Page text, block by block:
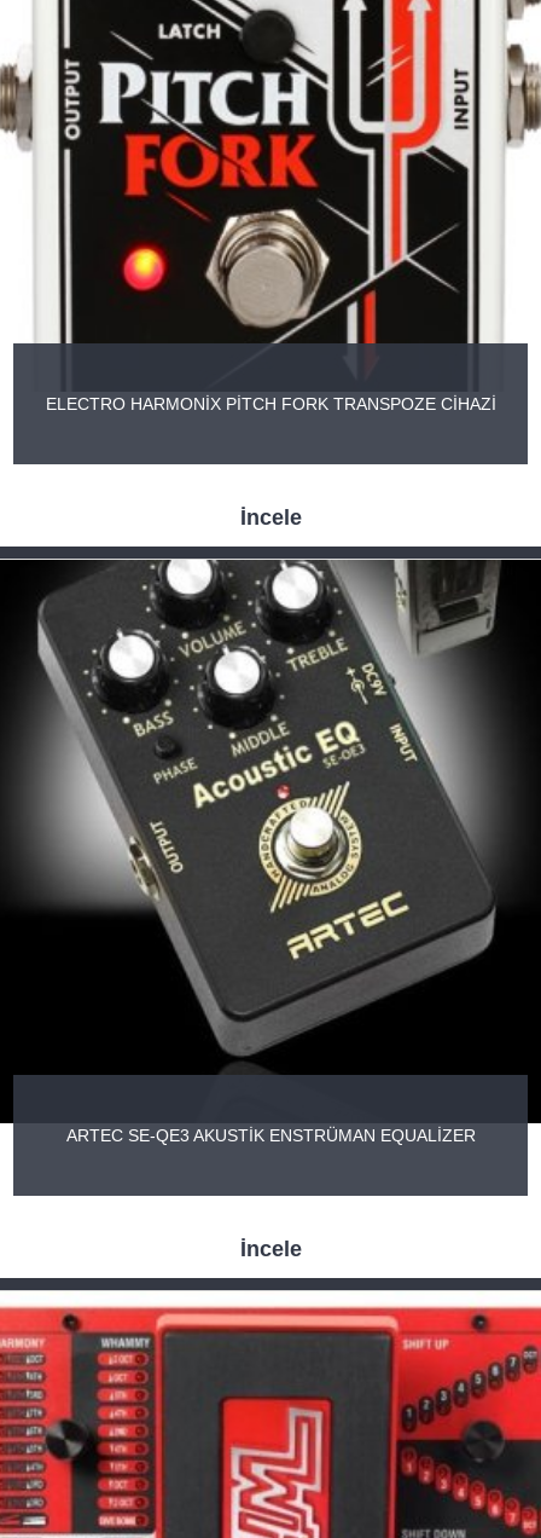
ELECTRO HARMONİX PİTCH FORK TRANSPOZE CİHAZİ
İncele
ARTEC SE-QE3 AKUSTİK ENSTRÜMAN EQUALİZER
İncele